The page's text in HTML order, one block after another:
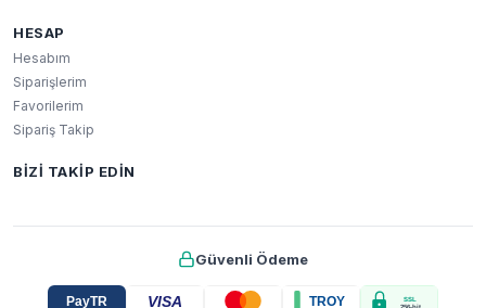
HESAP
Hesabım
Siparişlerim
Favorilerim
Sipariş Takip
BIZI TAKIP EDIN
Güvenli Ödeme
PayTR VISA TROY SSL
256-bit